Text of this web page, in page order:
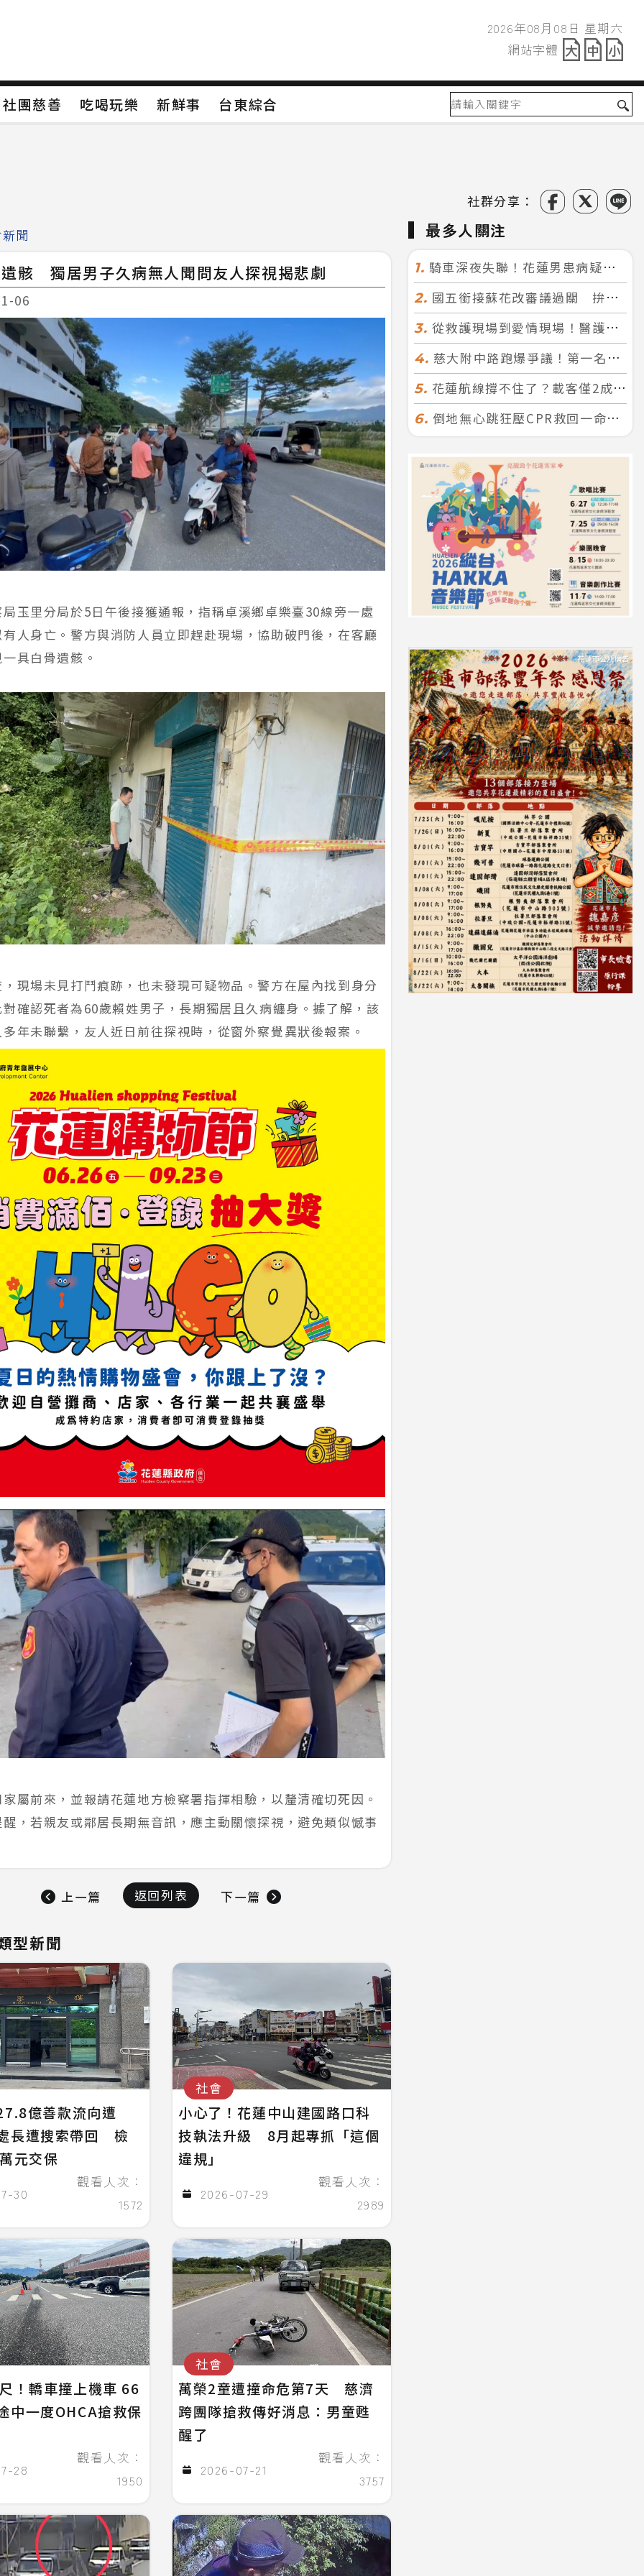
2026年08月08日
網站字體
社團慈善 吃喝玩樂 新鮮事
台東綜合
社群分享：
聞
骸 獨居男子久病無人聞問友人探視揭悲劇
06
玉里分局於5日午後接獲通報，指稱卓溪鄉卓樂臺30線旁一處
人身亡。警方與消防人員立即趕赴現場，協助破門後，在客廳
具白骨遺骸。
現場未見打鬥痕跡，也未發現可疑物品。警方在屋內找到身分
確認死者為60歲賴姓男子，長期獨居且久病纏身。據了解，該
年未聯繫，友人近日前往探視時，從窗外察覺異狀後報案。
屬前來，並報請花蓮地方檢察署指揮相驗，以釐清確切死因。
，若親友或鄰居長期無音訊，應主動關懷探視，避免類似憾事
上一篇 返回列表 下一篇
型新聞
億善款流向遭
長遭搜索帶回 檢
元交保
30
觀看人次：
1572
社會
小心了！花蓮中山建國路口科
技執法升級 8月起專抓「這個
違規」
2026-07-29
觀看人次：
2989
！轎車撞上機車 66
中一度OHCA搶救保
28
觀看人次：
1950
社會
萬榮2童遭撞命危第7天 慈濟
跨團隊搶救傳好消息：男童甦
醒了
2026-07-21
觀看人次：
3757
最多人關注
1. 騎車深夜失聯！花蓮男患病疑迷途 警徒步百米急尋救回一命
2. 國五銜接蘇花改審議過關 拚明年七月前開工！台北花蓮2小時生活圈成形
3. 從救護現場到愛情現場！醫護×消防浪漫聯誼 32人配對成功5對
4. 慈大附中路跑爆爭議！第一名遭拔又改並列 家長怒：難以接受
5. 花蓮航線撐不住了？載客僅2成、年虧7000萬 華信喊：真的快飛不下去
6. 倒地無心跳狂壓CPR救回一命！警手傷撕裂仍不放手 竟救到藝人何篤霖哥哥
2026年08月08日 星期六
網站字體
社團慈善 吃喝玩樂 新鮮事 台東綜合